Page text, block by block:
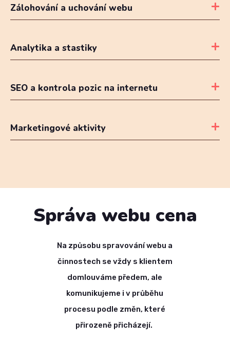
Zálohování a uchování webu
Analytika a stastiky
SEO a kontrola pozic na internetu
Marketingové aktivity
Správa webu cena
Na způsobu spravování webu a
činnostech se vždy s klientem
domlouváme předem, ale
komunikujeme i v průběhu
procesu podle změn, které
přirozeně přicházejí.